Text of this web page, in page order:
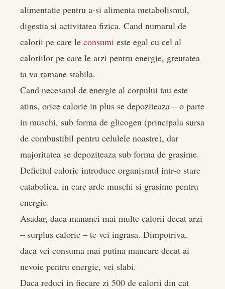
alimentatie pentru a-si alimenta metabolismul,
digestia si activitatea fizica. Cand numarul de
calorii pe care le consumi este egal cu cel al
caloriilor pe care le arzi pentru energie, greutatea
ta va ramane stabila.
Cand necesarul de energie al corpului tau este
atins, orice calorie in plus se depoziteaza – o parte
in muschi, sub forma de glicogen (principala sursa
de combustibil pentru celulele noastre), dar
majoritatea se depoziteaza sub forma de grasime.
Deficitul caloric introduce organismul intr-o stare
catabolica, in care arde muschi si grasime pentru
energie.
Asadar, daca mananci mai multe calorii decat arzi
– surplus caloric – te vei ingrasa. Dimpotriva,
daca vei consuma mai putina mancare decat ai
nevoie pentru energie, vei slabi.
Daca reduci in fiecare zi 500 de calorii din cat